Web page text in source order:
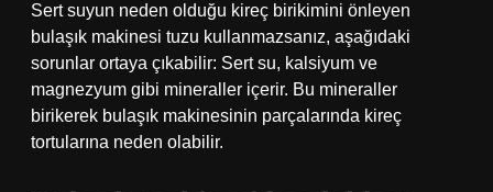
Sert suyun neden olduğu kireç birikimini önleyen
bulaşık makinesi tuzu kullanmazsanız, aşağıdaki
sorunlar ortaya çıkabilir: Sert su, kalsiyum ve
magnezyum gibi mineraller içerir. Bu mineraller
birikerek bulaşık makinesinin parçalarında kireç
tortularına neden olabilir.